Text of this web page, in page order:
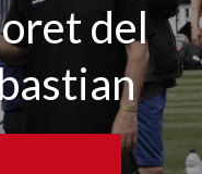
del